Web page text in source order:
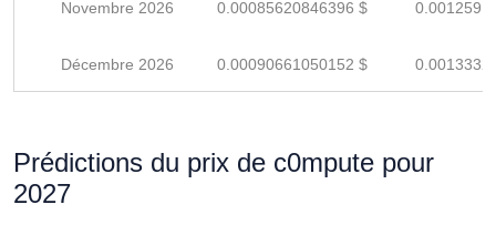
Novembre 2026 0.00085620846396 $
Décembre 2026 0.00090661050152 $
Prédictions du prix de c0mpute pour
2027